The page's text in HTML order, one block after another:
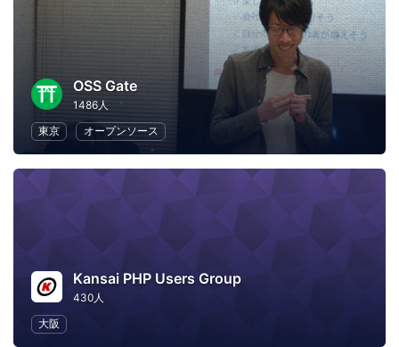
OSS Gate
1486人
東京
オープンソース
Kansai PHP Users Group
430人
大阪